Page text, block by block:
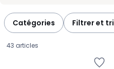
Catégories Filtrer et
43 articles